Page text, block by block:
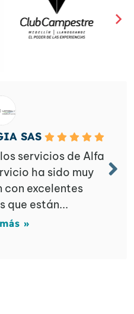
SAS
servicios de Alfa
ha sido muy
con excelentes
que están...
»